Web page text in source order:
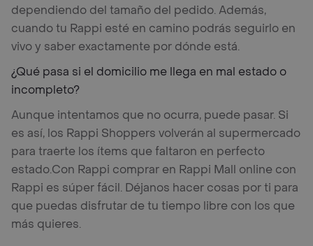
dependiendo del tamaño del pedido. Además,
cuando tu Rappi esté en camino podrás seguirlo en
vivo y saber exactamente por dónde está.
¿Qué pasa si el domicilio me llega en mal estado o
incompleto?
Aunque intentamos que no ocurra, puede pasar. Si
es así, los Rappi Shoppers volverán al supermercado
para traerte los ítems que faltaron en perfecto
estado.Con Rappi comprar en Rappi Mall online con
Rappi es súper fácil. Déjanos hacer cosas por ti para
que puedas disfrutar de tu tiempo libre con los que
más quieres.